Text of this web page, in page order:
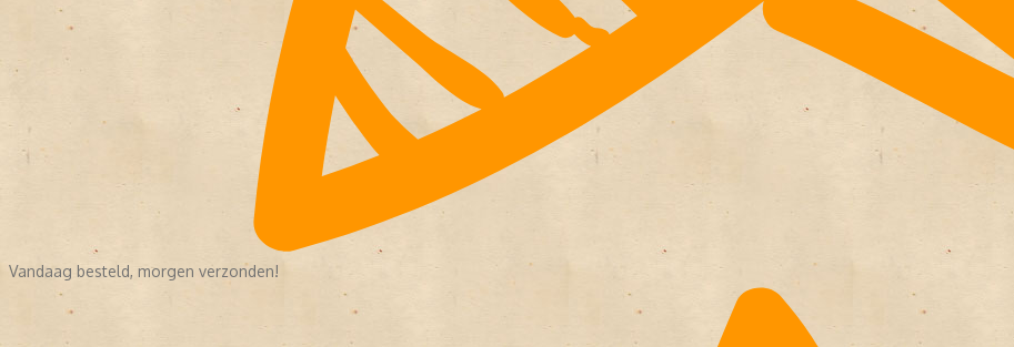
Vandaag besteld, morgen verzonden!